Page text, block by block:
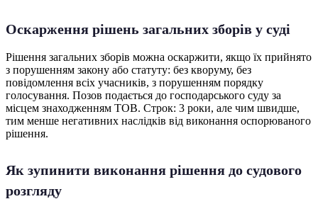
Оскарження рішень загальних зборів у суді
Рішення загальних зборів можна оскаржити, якщо їх прийнято
з порушенням закону або статуту: без кворуму, без
повідомлення всіх учасників, з порушенням порядку
голосування. Позов подається до господарського суду за
місцем знаходженням ТОВ. Строк: 3 роки, але чим швидше,
тим менше негативних наслідків від виконання оспорюваного
рішення.
Як зупинити виконання рішення до судового
розгляду